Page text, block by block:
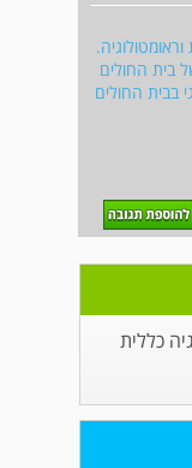
בית החולים
בבית החולים
כללית